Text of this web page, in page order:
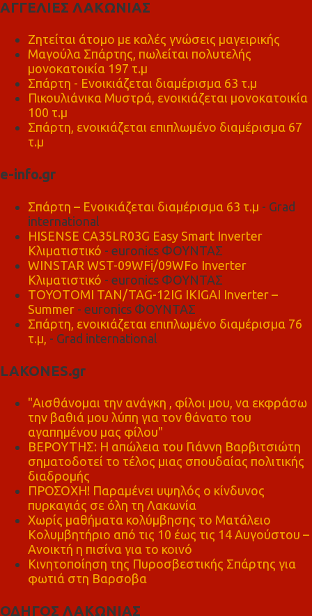
ΑΓΓΕΛΙΕΣ ΛΑΚΩΝΙΑΣ
Ζητείται άτομο με καλές γνώσεις μαγειρικής
Μαγούλα Σπάρτης, πωλείται πολυτελής
μονοκατοικία 197 τ.μ
Σπάρτη - Ενοικιάζεται διαμέρισμα 63 τ.μ
Πικουλιάνικα Μυστρά, ενοικιάζεται μονοκατοικία
100 τ.μ
Σπάρτη, ενοικιάζεται επιπλωμένο διαμέρισμα 67
τ.μ
e-info.gr
Σπάρτη – Ενοικιάζεται διαμέρισμα 63 τ.μ - Grad
international
HISENSE CA35LR03G Easy Smart Inverter
Κλιματιστικό - euronics ΦΟΥΝΤΑΣ
WINSTAR WST-09WFi/09WFo Inverter
Κλιματιστικό - euronics ΦΟΥΝΤΑΣ
TOYOTOMI TAN/TAG-12IG IKIGAI Inverter –
Summer - euronics ΦΟΥΝΤΑΣ
Σπάρτη, ενοικιάζεται επιπλωμένο διαμέρισμα 76
τ.μ, - Grad international
LAKONES.gr
"Αισθάνομαι την ανάγκη , φίλοι μου, να εκφράσω
την βαθιά μου λύπη για τον θάνατο του
αγαπημένου μας φίλου"
ΒΕΡΟΥΤΗΣ: Η απώλεια του Γιάννη Βαρβιτσιώτη
σηματοδοτεί το τέλος μιας σπουδαίας πολιτικής
διαδρομής
ΠΡΟΣΟΧΗ! Παραμένει υψηλός ο κίνδυνος
πυρκαγιάς σε όλη τη Λακωνία
Χωρίς μαθήματα κολύμβησης το Ματάλειο
Κολυμβητήριο από τις 10 έως τις 14 Αυγούστου –
Ανοικτή η πισίνα για το κοινό
Κινητοποίηση της Πυροσβεστικής Σπάρτης για
φωτιά στη Βαρσοβα
ΟΔΗΓΟΣ ΛΑΚΩΝΙΑΣ